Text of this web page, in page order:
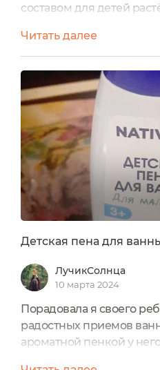
составом для детей
знакомиться с новыми
мы решили
ванны для мальчиков
средствNativica Baby 3+
Читать далее
Детская пена для
ЛучикСолнца
10 марта 2024
Порадовала я своего
радостных приемов
ароматной пенкой у